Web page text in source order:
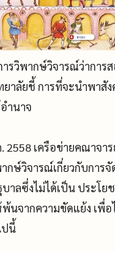
ารวิพากษ์วิจารณ์ว่าการ
ยาลัยชี้ การที่จะนำพาสั
ำนาจ
2558 เครือข่ายคณาจ
กษ์วิจารณ์เกี่ยวกับการ
าลซึ่งไม่ได้เป็น ประโ
นจากความขัดแย้ง เพื่
ปนี้